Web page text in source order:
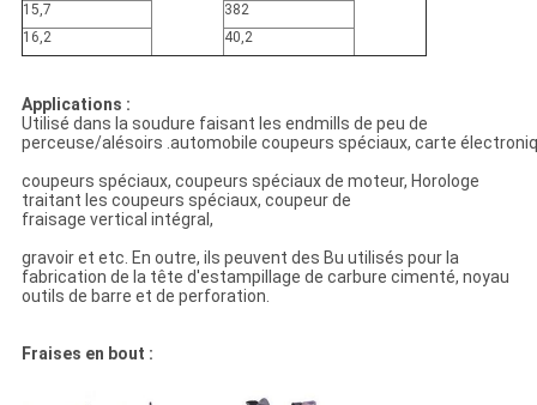
15,7
382
16,2
40,2
Applications :
Utilisé dans la soudure faisant les endmills de peu de
perceuse/alésoirs .automobile coupeurs spéciaux, carte
coupeurs spéciaux, coupeurs spéciaux de moteur, Horologe
traitant les coupeurs spéciaux, coupeur de
fraisage vertical intégral,
gravoir et etc. En outre, ils peuvent des Bu utilisés pour la
fabrication de la tête d'estampillage de carbure cimenté, noyau
outils de barre et de perforation.
Fraises en bout :